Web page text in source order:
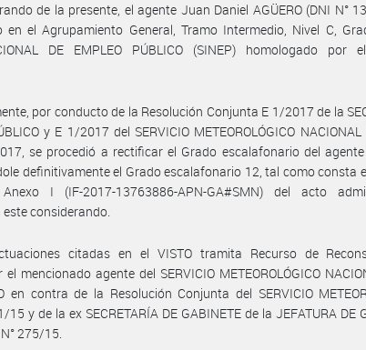
de la presente, el agente Juan Daniel AGÜERO (DNI N°
en el Agrupamiento General, Tramo Intermedio, Nivel C,
DE EMPLEO PÚBLICO (SINEP) homologado por
por conducto de la Resolución Conjunta E 1/2017 de la
y E 1/2017 del SERVICIO METEOROLÓGICO
se procedió a rectificar el Grado escalafonario del agente
definitivamente el Grado escalafonario 12, tal como consta
I (IF-2017-13763886-APN-GA#SMN) del acto
considerando.
citadas en el VISTO tramita Recurso de
mencionado agente del SERVICIO METEOROLÓGICO
en contra de la Resolución Conjunta del SERVICIO
15 y de la ex SECRETARÍA DE GABINETE de la JEFATURA DE
275/15.